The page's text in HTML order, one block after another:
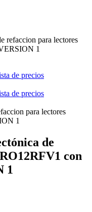
refaccion para lectores
1
de precios
de precios
de
con
1